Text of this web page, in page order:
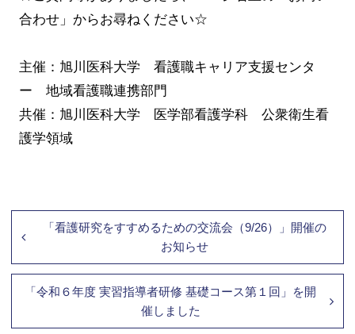
合わせ」からお尋ねください☆
主催：旭川医科大学 看護職キャリア支援センタ
ー 地域看護職連携部門
共催：旭川医科大学 医学部看護学科 公衆衛生看
護学領域
「看護研究をすすめるための交流会（9/26）」開催の
お知らせ
「令和６年度 実習指導者研修 基礎コース第１回」を開
催しました